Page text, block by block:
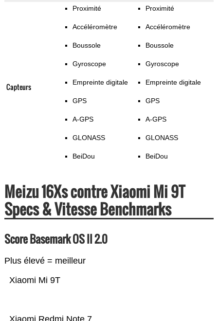
Capteurs
Proximité
Accéléromètre
Boussole
Gyroscope
Empreinte digitale
GPS
A-GPS
GLONASS
BeiDou
Proximité
Accéléromètre
Boussole
Gyroscope
Empreinte digitale
GPS
A-GPS
GLONASS
BeiDou
Meizu 16Xs contre Xiaomi Mi 9T
Specs & Vitesse Benchmarks
Score Basemark OS II 2.0
Plus élevé = meilleur
Xiaomi Mi 9T